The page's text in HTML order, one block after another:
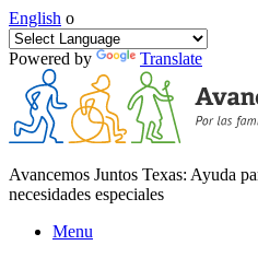
English o
Powered by Translate
Avancemos Juntos Texas: Ayuda
necesidades especiales
Menu